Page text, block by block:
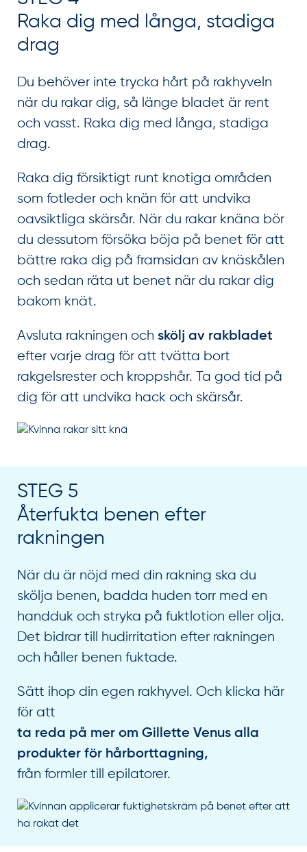
Raka dig med långa, stadiga
drag
Du behöver inte trycka hårt på rakhyveln
när du rakar dig, så länge bladet är rent
och vasst. Raka dig med långa, stadiga
drag.
Raka dig försiktigt runt knotiga områden
som fotleder och knän för att undvika
oavsiktliga skärsår. När du rakar knäna bör
du dessutom försöka böja på benet för att
bättre raka dig på framsidan av knäskålen
och sedan räta ut benet när du rakar dig
bakom knät.
Avsluta rakningen och skölj av rakbladet
efter varje drag för att tvätta bort
rakgelsrester och kroppshår. Ta god tid på
dig för att undvika hack och skärsår.
STEG 5
Återfukta benen efter
rakningen
När du är nöjd med din rakning ska du
skölja benen, badda huden torr med en
handduk och stryka på fuktlotion eller olja.
Det bidrar till hudirritation efter rakningen
och håller benen fuktade.
Sätt ihop din egen rakhyvel. Och klicka här
för att
ta reda på mer om Gillette Venus alla
produkter för hårborttagning,
från formler till epilatorer.